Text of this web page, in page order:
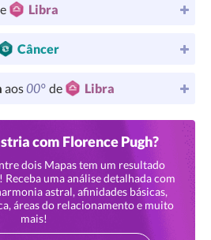
Libra
Câncer
aos00° de Libra
com Florence Pugh?
dois Mapas tem um resultado
uma análise detalhada com
astral, afinidades básicas,
áreas do relacionamento e muito
mais!